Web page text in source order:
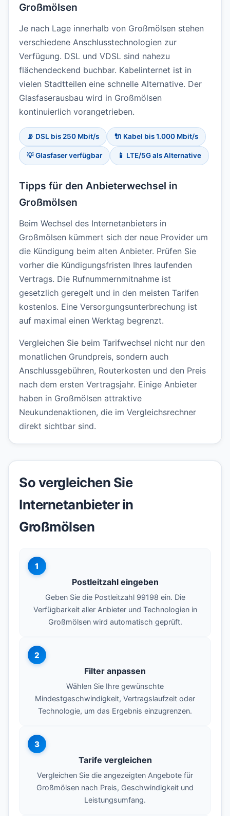
Großmölsen
Je nach Lage innerhalb von Großmölsen stehen
verschiedene Anschlusstechnologien zur
Verfügung. DSL und VDSL sind nahezu
flächendeckend buchbar. Kabelinternet ist in
vielen Stadtteilen eine schnelle Alternative. Der
Glasfaserausbau wird in Großmölsen
kontinuierlich vorangetrieben.
📡 DSL bis 250 Mbit/s 🔌 Kabel bis 1.000 Mbit/s
💡 Glasfaser verfügbar 📱 LTE/5G als Alternative
Tipps für den Anbieterwechsel in
Großmölsen
Beim Wechsel des Internetanbieters in
Großmölsen kümmert sich der neue Provider um
die Kündigung beim alten Anbieter. Prüfen Sie
vorher die Kündigungsfristen Ihres laufenden
Vertrags. Die Rufnummernmitnahme ist
gesetzlich geregelt und in den meisten Tarifen
kostenlos. Eine Versorgungsunterbrechung ist
auf maximal einen Werktag begrenzt.
Vergleichen Sie beim Tarifwechsel nicht nur den
monatlichen Grundpreis, sondern auch
Anschlussgebühren, Routerkosten und den Preis
nach dem ersten Vertragsjahr. Einige Anbieter
haben in Großmölsen attraktive
Neukundenaktionen, die im Vergleichsrechner
direkt sichtbar sind.
So vergleichen Sie
Internetanbieter in
Großmölsen
1
Postleitzahl eingeben
Geben Sie die Postleitzahl 99198 ein. Die
Verfügbarkeit aller Anbieter und Technologien in
Großmölsen wird automatisch geprüft.
2
Filter anpassen
Wählen Sie Ihre gewünschte
Mindestgeschwindigkeit, Vertragslaufzeit oder
Technologie, um das Ergebnis einzugrenzen.
3
Tarife vergleichen
Vergleichen Sie die angezeigten Angebote für
Großmölsen nach Preis, Geschwindigkeit und
Leistungsumfang.